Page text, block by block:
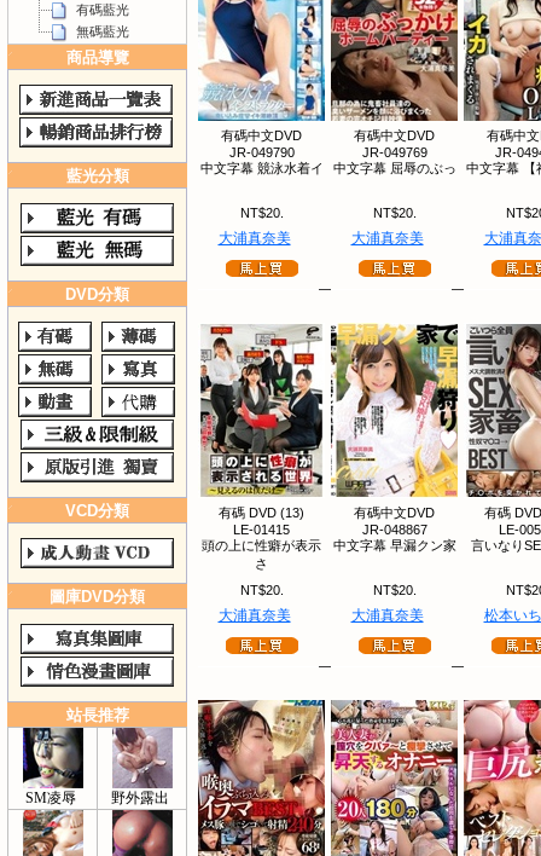
有碼藍光
無碼藍光
商品導覽
藍光分類
DVD分類
VCD分類
圖庫DVD分類
站長推荐
SM凌辱 野外露出
有碼中文DVD
JR-049790
中文字幕 競泳水着イ
NT$20.
大浦真奈美
有碼中文DVD
JR-049769
中文字幕 屈辱のぶっ
NT$20.
大浦真奈美
有碼中
JR-
中文字幕 【
大浦真
有碼 DVD (13)
LE-01415
頭の上に性癖が表示
さ
NT$20.
大浦真奈美
有碼中文DVD
JR-048867
中文字幕 早漏クン家
NT$20.
大浦真奈美
有碼
LE-
言いなり
松本い